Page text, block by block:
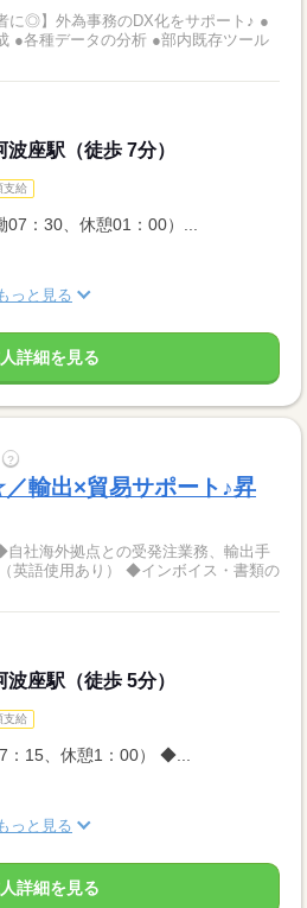
に◎】外為事務のDX化をサポート♪ ●
●各種データの分析 ●部内既存ツール
座駅（徒歩 7分）
支給
：30、休憩01：00）...
っと見る
詳細を見る
?
輸出×貿易サポート♪昇
英語使用あり） ◆インボイス・書類の
座駅（徒歩 5分）
支給
：15、休憩1：00） ◆...
っと見る
詳細を見る